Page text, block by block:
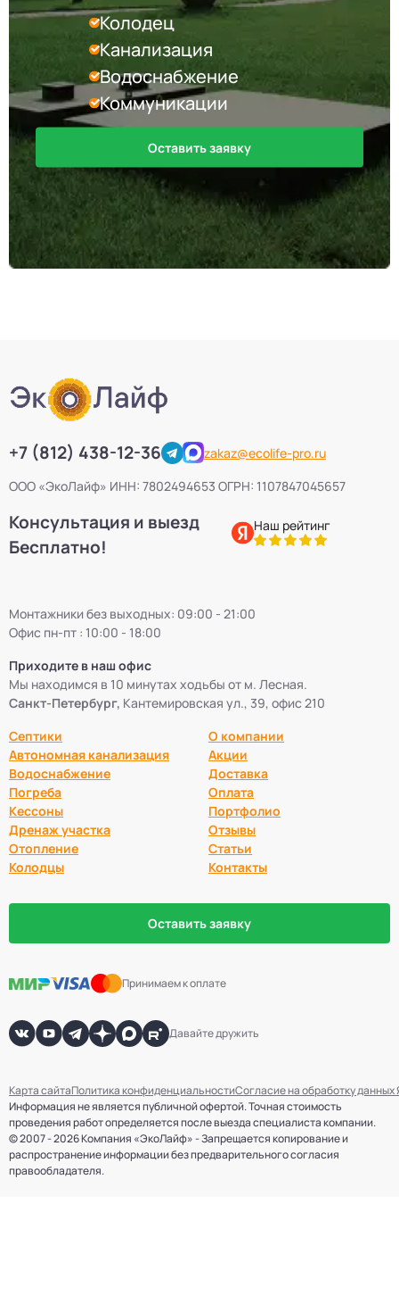
Колодец
Канализация
Водоснабжение
Коммуникации
Оставить заявку
+7 (812) 438-12-36
zakaz@ecolife-pro.ru
ООО «ЭкоЛайф» ИНН: 7802494653 ОГРН: 1107847045657
Консультация и выезд
Бесплатно!
Наш рейтинг
Монтажники без выходных: 09:00 - 21:00
Офис пн-пт : 10:00 - 18:00
Приходите в наш офис
Мы находимся в 10 минутах ходьбы от м. Лесная.
Санкт-Петербург, Кантемировская ул., 39, офис 210
Септики
Автономная канализация
Водоснабжение
Погреба
Кессоны
Дренаж участка
Отопление
Колодцы
О компании
Акции
Доставка
Оплата
Портфолио
Отзывы
Статьи
Контакты
Оставить заявку
Принимаем к оплате
Давайте дружить
Информация не является публичной офертой. Точная стоимость
проведения работ определяется после выезда специалиста компании.
© 2007 - 2026 Компания «ЭкоЛайф» - Запрещается копирование и
распространение информации без предварительного согласия
правообладателя.
Карта сайтаПолитика конфиденциальностиСогласие на обработку